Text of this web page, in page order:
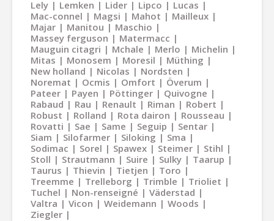
Lely
Lemken Lider Lipco
Lucas
Mac-connel
Magsi Mahot
Mailleux
Majar
Manitou
Maschio
Massey ferguson
Matermacc
Mauguin citagri
Mchale Merlo
Michelin
Mitas
Monosem Moresil
Müthing
New holland
Nicolas
Nordsten
Noremat
Ocmis Omfort
Överum
Pateer
Payen Pöttinger
Quivogne
Rabaud
Rau Renault Riman
Robert
Robust
Rolland Rota dairon
Rousseau
Rovatti
Sae Same Seguip
Sentar
Siam
Silofarmer Siloking
Sma
Sodimac
Sorel Spawex Steimer
Stihl
Stoll
Strautmann Suire Sulky
Taarup
Taurus
Thievin Tietjen
Toro
Treemme
Trelleborg Trimble
Trioliet
Tuchel
Non-renseigné
Väderstad
Valtra
Vicon Weidemann
Woods
Ziegler